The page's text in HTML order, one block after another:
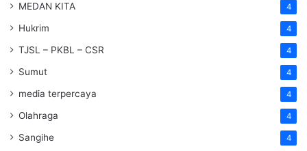
MEDAN KITA 4
Hukrim 4
TJSL – PKBL – CSR 4
Sumut 4
media terpercaya 4
Olahraga 4
Sangihe 4